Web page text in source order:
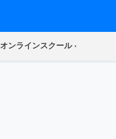
オンラインスクール(current)